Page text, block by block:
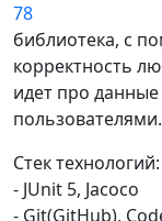
78
библиотека, с
корректность
идет про
пользователями.
Стек технологий:
- JUnit 5, Jacoco
- Git(GitHub),